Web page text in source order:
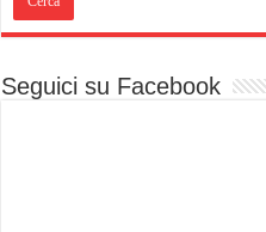
Seguici su Facebook